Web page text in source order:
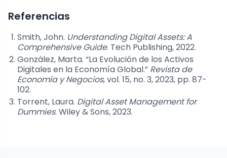
Referencias
Smith, John. Understanding Digital Assets: A
Comprehensive Guide. Tech Publishing, 2022.
González, Marta. “La Evolución de los Activos
Digitales en la Economía Global.” Revista de
Economía y Negocios, vol. 15, no. 3, 2023, pp. 87-
102.
Torrent, Laura. Digital Asset Management for
Dummies. Wiley & Sons, 2023.